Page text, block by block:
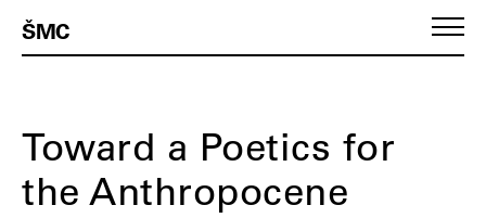
ŠMC
Toward a Poetics for
the Anthropocene